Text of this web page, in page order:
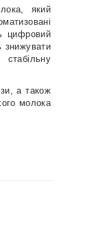
який
цифровий
знижувати
стабільну
а також
молока